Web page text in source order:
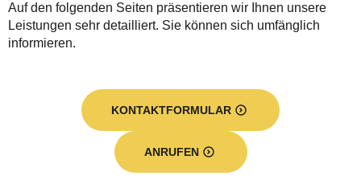
Auf den folgenden Seiten präsentieren wir Ihnen unsere
Leistungen sehr detailliert. Sie können sich umfänglich
informieren.
KONTAKTFORMULAR
ANRUFEN